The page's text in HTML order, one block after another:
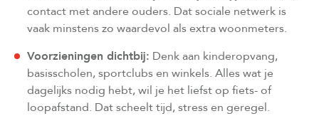
contact met andere ouders. Dat sociale netwerk is
vaak minstens zo waardevol als extra woonmeters.
Voorzieningen dichtbij: Denk aan kinderopvang,
basisscholen, sportclubs en winkels. Alles wat je
dagelijks nodig hebt, wil je het liefst op fiets- of
loopafstand. Dat scheelt tijd, stress en geregel.